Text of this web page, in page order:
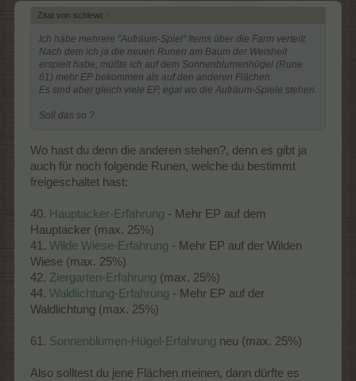
Zitat von schlewi: ↑
Ich habe mehrere "Aufräum-Spiel" Items über die Farm verteilt.
Nach dem ich ja die neuen Runen am Baum der Weisheit
erspielt habe, müßte ich auf dem Sonnenblumenhügel (Rune
61) mehr EP bekommen als auf den anderen Flächen.
Es sind aber gleich viele EP, egal wo die Aufräum-Spiele stehen.
Soll das so ?
Wo hast du denn die anderen stehen?, denn es gibt ja
auch für noch folgende Runen, welche du bestimmt
freigeschaltet hast:
40. Hauptacker-Erfahrung - Mehr EP auf dem
Hauptacker (max. 25%)
41. Wilde Wiese-Erfahrung - Mehr EP auf der Wilden
Wiese (max. 25%)
42. Ziergarten-Erfahrung (max. 25%)
44. Waldlichtung-Erfahrung - Mehr EP auf der
Waldlichtung (max. 25%)
61. Sonnenblumen-Hügel-Erfahrung neu (max. 25%)
Also solltest du jene Flächen meinen, dann dürfte es